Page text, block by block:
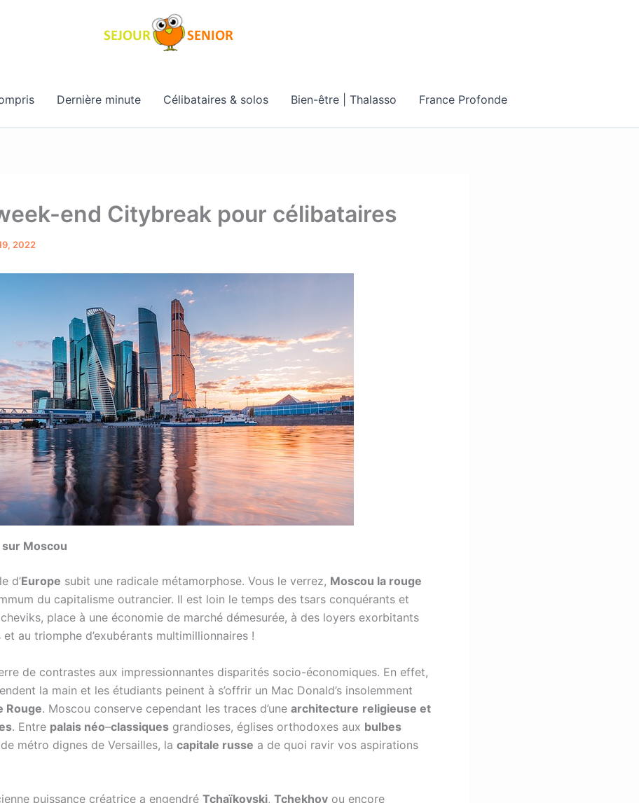
Dernière minute Célibataires & solos Bien-être | Thalasso France Profonde
end Citybreak pour célibataires
2022
sur Moscou
d’Europe subit une radicale métamorphose. Vous le verrez, Moscou la rouge
du capitalisme outrancier. Il est loin le temps des tsars conquérants et
place à une économie de marché démesurée, à des loyers exorbitants
au triomphe d’exubérants multimillionnaires !
de contrastes aux impressionnantes disparités socio-économiques. En effet,
la main et les étudiants peinent à s’offrir un Mac Donald’s insolemment
Rouge. Moscou conserve cependant les traces d’une architecture religieuse et
. Entre palais néo–classiques grandioses, églises orthodoxes aux bulbes
métro dignes de Versailles, la capitale russe a de quoi ravir vos aspirations
puissance créatrice a engendré Tchaïkovski, Tchekhov ou encore